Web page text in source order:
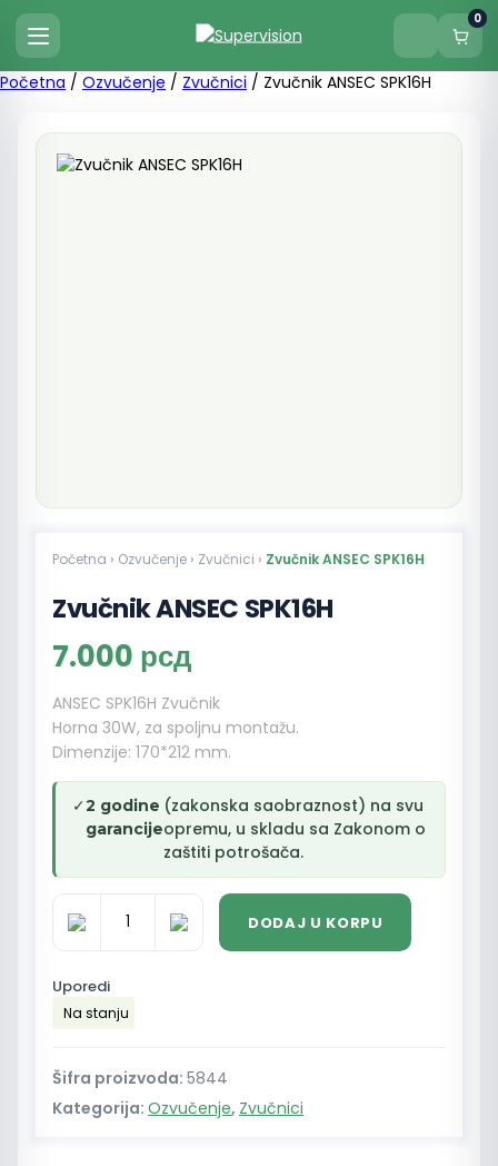
0
Početna / Ozvučenje / Zvučnici / Zvučnik ANSEC SPK16H
Početna › Ozvučenje › Zvučnici › Zvučnik ANSEC SPK16H
Zvučnik ANSEC SPK16H
7.000 рсд
ANSEC SPK16H Zvučnik
Horna 30W, za spoljnu montažu.
Dimenzije: 170*212 mm.
✓2 godine
garancije
(zakonska saobraznost) na svu
opremu, u skladu sa Zakonom o
zaštiti potrošača.
Zvučnik
ANSEC
SPK16H
DODAJ U KORPU
Uporedi
Na stanju
Šifra proizvoda: 5844
Kategorija: Ozvučenje, Zvučnici